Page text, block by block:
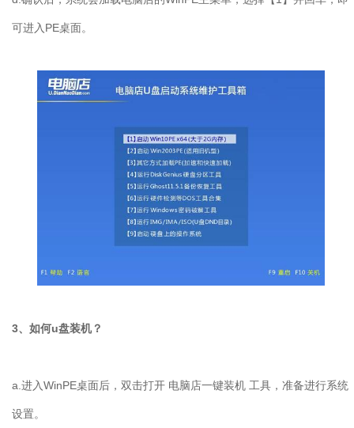
可进入PE桌面。
3、如何u盘装机？
a.进入WinPE桌面后，双击打开 电脑店一键装机 工具，准备进行系统
设置。